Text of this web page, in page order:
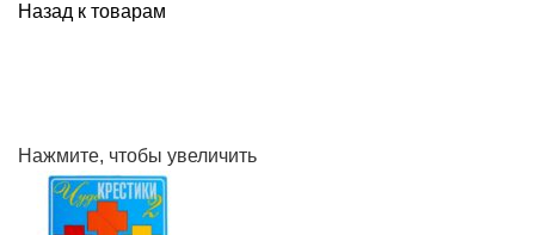
Назад к товарам
Нажмите, чтобы увеличить